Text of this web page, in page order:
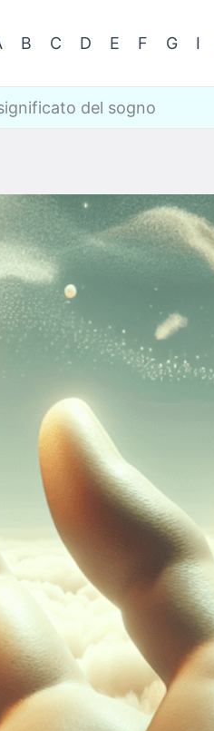
B C D E F G I
del sogno